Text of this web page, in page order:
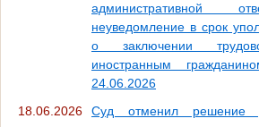
административной
неуведомление в срок
о заключении
иностранным
24.06.2026
18.06.2026
Суд отменил решение